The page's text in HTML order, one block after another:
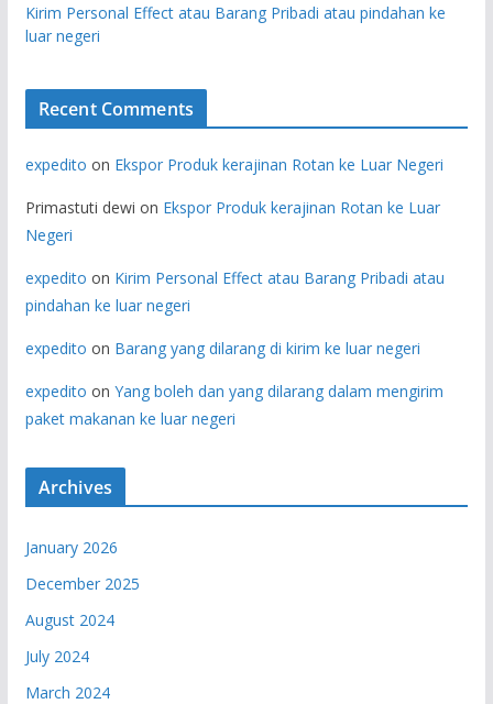
Kirim Personal Effect atau Barang Pribadi atau pindahan ke
luar negeri
Recent Comments
expedito on Ekspor Produk kerajinan Rotan ke Luar Negeri
Primastuti dewi on Ekspor Produk kerajinan Rotan ke Luar
Negeri
expedito on Kirim Personal Effect atau Barang Pribadi atau
pindahan ke luar negeri
expedito on Barang yang dilarang di kirim ke luar negeri
expedito on Yang boleh dan yang dilarang dalam mengirim
paket makanan ke luar negeri
Archives
January 2026
December 2025
August 2024
July 2024
March 2024